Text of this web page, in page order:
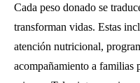
Cada peso donado se
transforman vidas. Estas
atención nutricional,
acompañamiento a familias